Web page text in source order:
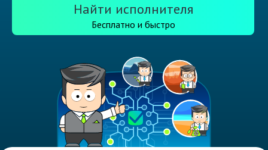
Найти исполнителя
Бесплатно и быстро